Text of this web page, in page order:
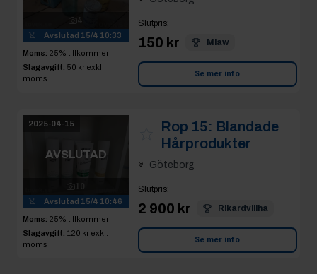
4
Avslutad 15/4 10:33
Moms: 25% tillkommer
Slagavgift: 50 kr exkl.
moms
Slutpris:
150 kr Miaw
Se mer info
2025-04-15
AVSLUTAD
10
Avslutad 15/4 10:46
Moms: 25% tillkommer
Slagavgift: 120 kr exkl.
moms
Rop 15: Blandade
Hårprodukter
Göteborg
Slutpris:
2 900 kr Rikardvillha
Se mer info